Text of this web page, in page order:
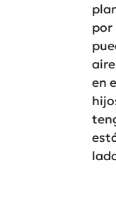
por
en